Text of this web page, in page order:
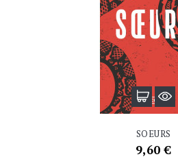
SOEURS
Prix
9,60 €